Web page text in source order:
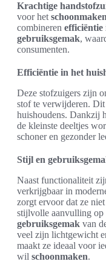
Krachtige
voor het schoonmaken
combineren efficiëntie
gebruiksgemak,
consumenten.
Efficiëntie in het
Deze stofzuigers zijn
stof te verwijderen.
huishoudens. Dankzij
de kleinste deeltjes
schoner en gezonder
Stijl en
Naast functionaliteit
verkrijgbaar in
zorgt ervoor dat ze
stijlvolle aanvulling op
gebruiksgemak van
veel zijn lichtgewicht
maakt ze ideaal voor
wil schoonmaken.